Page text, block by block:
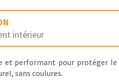
intérieur
et performant pour protéger le
sans coulures.